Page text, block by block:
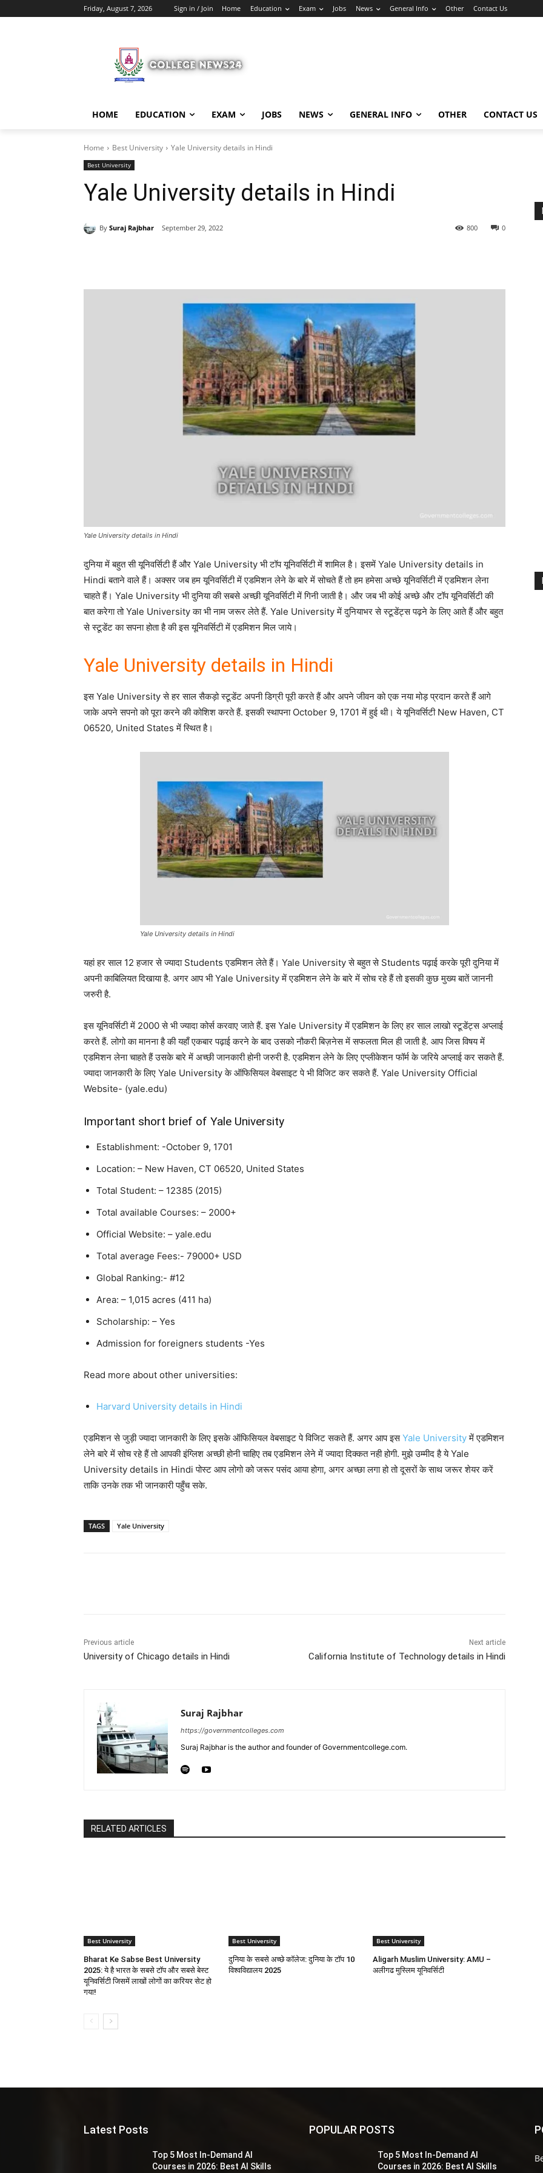
Friday, August 7, 2026 Sign in / Join Home Education Exam Jobs News General Info Other Contact Us
HOME EDUCATION EXAM JOBS NEWS GENERAL INFO OTHER CONTACT US
Home Best University Yale University details in Hindi
Best University
Yale University details in Hindi
By Suraj Rajbhar September 29, 2022 0
800
Yale University details in Hindi
दुनिया में बहुत सी यूनिवर्सिटी हैं और Yale University भी टॉप यूनिवर्सिटी में शामिल है। इसमें Yale University details in
Hindi बताने वाले हैं। अक्सर जब हम यूनिवर्सिटी में एडमिशन लेने के बारे में सोचते हैं तो हम हमेसा अच्छे यूनिवर्सिटी में एडमिशन लेना
चाहते हैं। Yale University भी दुनिया की सबसे अच्छी यूनिवर्सिटी में गिनी जाती है। और जब भी कोई अच्छे और टॉप यूनिवर्सिटी की
बात करेगा तो Yale University का भी नाम जरूर लेते हैं. Yale University में दुनियाभर से स्टूडेंट्स पढ़ने के लिए आते हैं और बहुत
से स्टूडेंट का सपना होता है की इस यूनिवर्सिटी में एडमिशन मिल जाये।
Yale University details in Hindi
इस Yale University से हर साल सैकड़ो स्टूडेंट अपनी डिग्री पूरी करते हैं और अपने जीवन को एक नया मोड़ प्रदान करते हैं आगे
जाके अपने सपनो को पूरा करने की कोशिश करते हैं. इसकी स्थापना October 9, 1701 में हुई थी। ये यूनिवर्सिटी New Haven, CT
06520, United States में स्थित है।
Yale University details in Hindi
यहां हर साल 12 हजार से ज्यादा Students एडमिशन लेते हैं। Yale University से बहुत से Students पढ़ाई करके पूरी दुनिया में
अपनी काबिलियत दिखाया है. अगर आप भी Yale University में एडमिशन लेने के बारे में सोच रहे हैं तो इसकी कुछ मुख्य बातें जाननी
जरुरी है.
इस यूनिवर्सिटी में 2000 से भी ज्यादा कोर्स करवाए जाते हैं. इस Yale University में एडमिशन के लिए हर साल लाखो स्टूडेंट्स अप्लाई
करते हैं. लोगो का मानना है की यहाँ एकबार पढ़ाई करने के बाद उसको नौकरी बिज़नेस में सफलता मिल ही जाती है. आप जिस विषय में
एडमिशन लेना चाहते हैं उसके बारे में अच्छी जानकारी होनी जरुरी है. एडमिशन लेने के लिए एप्लीकेशन फॉर्म के जरिये अप्लाई कर सकते हैं.
ज्यादा जानकारी के लिए Yale University के ऑफिसियल वेबसाइट पे भी विजिट कर सकते हैं. Yale University Official
Website- (yale.edu)
Important short brief of Yale University
Establishment: -October 9, 1701
Location: – New Haven, CT 06520, United States
Total Student: – 12385 (2015)
Total available Courses: – 2000+
Official Website: – yale.edu
Total average Fees:- 79000+ USD
Global Ranking:- #12
Area: – 1,015 acres (411 ha)
Scholarship: – Yes
Admission for foreigners students -Yes
Read more about other universities:
Harvard University details in Hindi
एडमिशन से जुड़ी ज्यादा जानकारी के लिए इसके ऑफिसियल वेबसाइट पे विजिट सकते हैं. अगर आप इसYale Universityमें एडमिशन
लेने बारे में सोच रहे हैं तो आपकी इंग्लिश अच्छी होनी चाहिए तब एडमिशन लेने में ज्यादा दिक्कत नही होगी. मुझे उम्मीद है ये Yale
University details in Hindi पोस्ट आप लोगो को जरूर पसंद आया होगा, अगर अच्छा लगा हो तो दूसरों के साथ जरूर शेयर करें
ताकि उनके तक भी जानकारी पहुँच सके.
TAGS Yale University
Previous article
University of Chicago details in Hindi
Next article
California Institute of Technology details in Hindi
Suraj Rajbhar
https://governmentcolleges.com
Suraj Rajbhar is the author and founder of Governmentcollege.com.
RELATED ARTICLES
Best University
Bharat Ke Sabse Best University
2025: ये है भारत के सबसे टाॅप और सबसे बेस्ट
यूनिवर्सिटी जिसमें लाखों लोगों का करियर सेट हो
गया!
Best University
दुनिया के सबसे अच्छे कॉलेज: दुनिया के टॉप 10
विश्वविद्यालय 2025
Best University
Aligarh Muslim University: AMU –
अलीगढ मुस्लिम यूनिवर्सिटी
Latest Posts
Top 5 Most In-Demand AI
Courses in 2026: Best AI Skills
POPULAR POSTS
Top 5 Most In-Demand AI
Courses in 2026: Best AI Skills